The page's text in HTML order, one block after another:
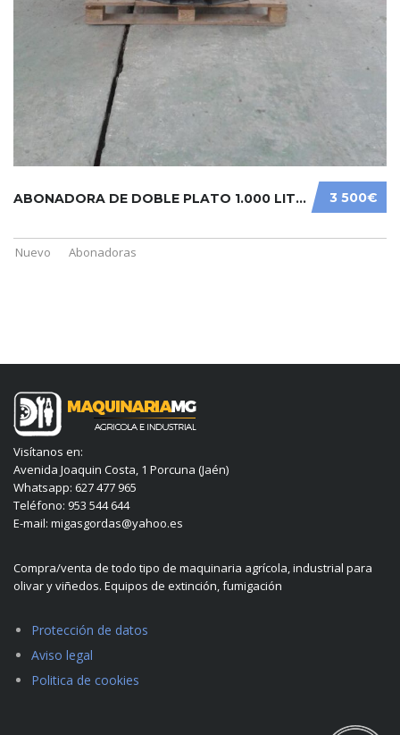
3 500€
ABONADORA DE DOBLE PLATO 1.000 LITROS
Nuevo Abonadoras
Visítanos en:
Avenida Joaquin Costa, 1 Porcuna (Jaén)
Whatsapp: 627 477 965
Teléfono: 953 544 644
E-mail: migasgordas@yahoo.es
Compra/venta de todo tipo de maquinaria agrícola, industrial para
olivar y viñedos. Equipos de extinción, fumigación
Protección de datos
Aviso legal
Politica de cookies